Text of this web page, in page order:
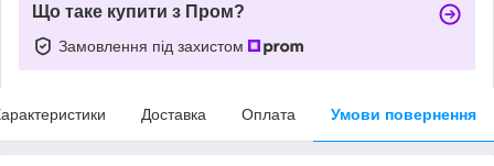
Що таке купити з Пром?
Замовлення під захистом
Доставка Оплата Умови повернення